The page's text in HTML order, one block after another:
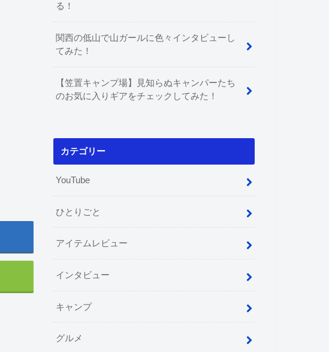
る！
関西の低山で山ガールに色々インタビューし
てみた！
【笠置キャンプ場】見知らぬキャンパーたち
のお気に入りギアをチェックしてみた！
カテゴリー
YouTube
ひとりごと
アイテムレビュー
インタビュー
キャンプ
グルメ